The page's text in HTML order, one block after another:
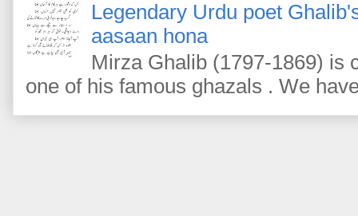
Legendary Urdu poet
aasaan hona
Mirza Ghalib (1797-1869) is
one of his famous ghazals . We